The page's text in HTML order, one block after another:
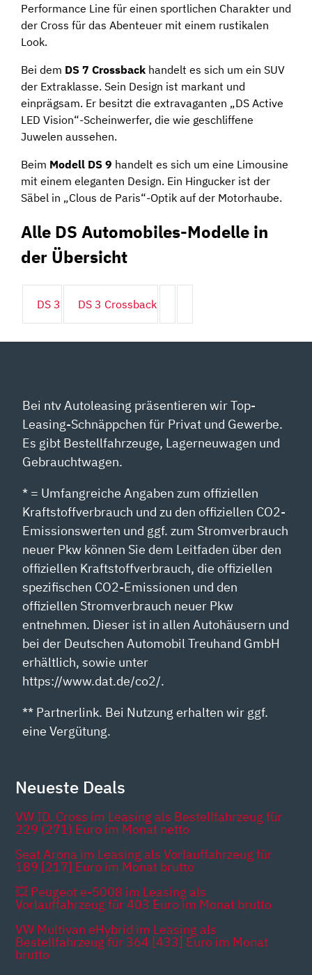
Performance Line für einen sportlichen Charakter und
der Cross für das Abenteuer mit einem rustikalen
Look.
Bei dem DS 7 Crossback handelt es sich um ein SUV
der Extraklasse. Sein Design ist markant und
einprägsam. Er besitzt die extravaganten „DS Active
LED Vision“-Scheinwerfer, die wie geschliffene
Juwelen aussehen.
Beim Modell DS 9 handelt es sich um eine Limousine
mit einem eleganten Design. Ein Hingucker ist der
Säbel in „Clous de Paris“-Optik auf der Motorhaube.
Alle DS Automobiles-Modelle in
der Übersicht
DS 3 DS 3 Crossback
Bei ntv Autoleasing präsentieren wir Top-
Leasing-Schnäppchen für Privat und Gewerbe.
Es gibt Bestellfahrzeuge, Lagerneuwagen und
Gebrauchtwagen.
* = Umfangreiche Angaben zum offiziellen
Kraftstoffverbrauch und zu den offiziellen CO2-
Emissionswerten und ggf. zum Stromverbrauch
neuer Pkw können Sie dem Leitfaden über den
offiziellen Kraftstoffverbrauch, die offiziellen
spezifischen CO2-Emissionen und den
offiziellen Stromverbrauch neuer Pkw
entnehmen. Dieser ist in allen Autohäusern und
bei der Deutschen Automobil Treuhand GmbH
erhältlich, sowie unter
https://www.dat.de/co2/.
** Partnerlink. Bei Nutzung erhalten wir ggf.
eine Vergütung.
Neueste Deals
VW ID. Cross im Leasing als Bestellfahrzeug für
229 (271) Euro im Monat netto
Seat Arona im Leasing als Vorlauffahrzeug für
189 [217] Euro im Monat brutto
💥 Peugeot e-5008 im Leasing als
Vorlauffahrzeug für 403 Euro im Monat brutto
VW Multivan eHybrid im Leasing als
Bestellfahrzeug für 364 [433] Euro im Monat
brutto